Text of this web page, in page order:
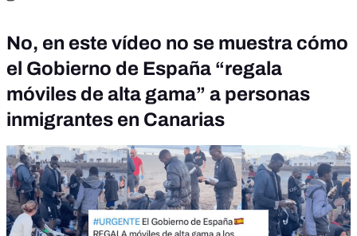
No, en este vídeo no se muestra cómo
el Gobierno de España “regala
móviles de alta gama” a personas
inmigrantes en Canarias